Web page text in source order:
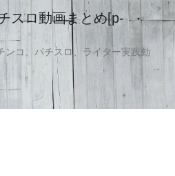
スロ動画まとめ[p-
ンコ、パチスロ、ライター実践動